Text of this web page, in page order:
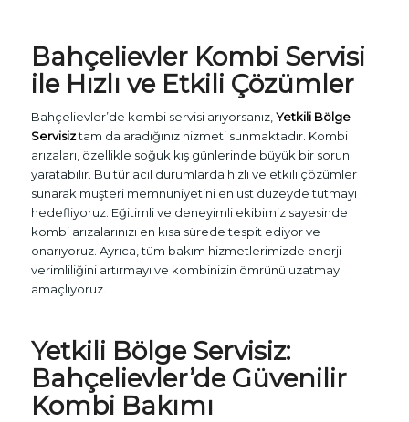
Bahçelievler Kombi Servisi
ile Hızlı ve Etkili Çözümler
Bahçelievler’de kombi servisi arıyorsanız, Yetkili Bölge
Servisiztam da aradığınız hizmeti sunmaktadır. Kombi
arızaları, özellikle soğuk kış günlerinde büyük bir sorun
yaratabilir. Bu tür acil durumlarda hızlı ve etkili çözümler
sunarak müşteri memnuniyetini en üst düzeyde tutmayı
hedefliyoruz. Eğitimli ve deneyimli ekibimiz sayesinde
kombi arızalarınızı en kısa sürede tespit ediyor ve
onarıyoruz. Ayrıca, tüm bakım hizmetlerimizde enerji
verimliliğini artırmayı ve kombinizin ömrünü uzatmayı
amaçlıyoruz.
Yetkili Bölge Servisiz:
Bahçelievler’de Güvenilir
Kombi Bakımı